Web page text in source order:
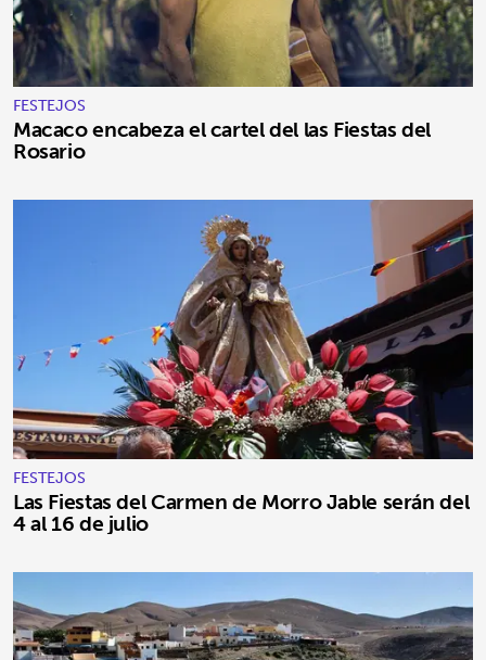
FESTEJOS
Macaco encabeza el cartel del las Fiestas del
Rosario
FESTEJOS
Las Fiestas del Carmen de Morro Jable serán del
4 al 16 de julio